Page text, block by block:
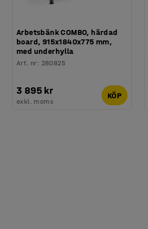
Arbetsbänk COMBO, härdad
board, 915x1840x775 mm,
med underhylla
Art. nr: 280825
3 895 kr
exkl. moms
KÖP